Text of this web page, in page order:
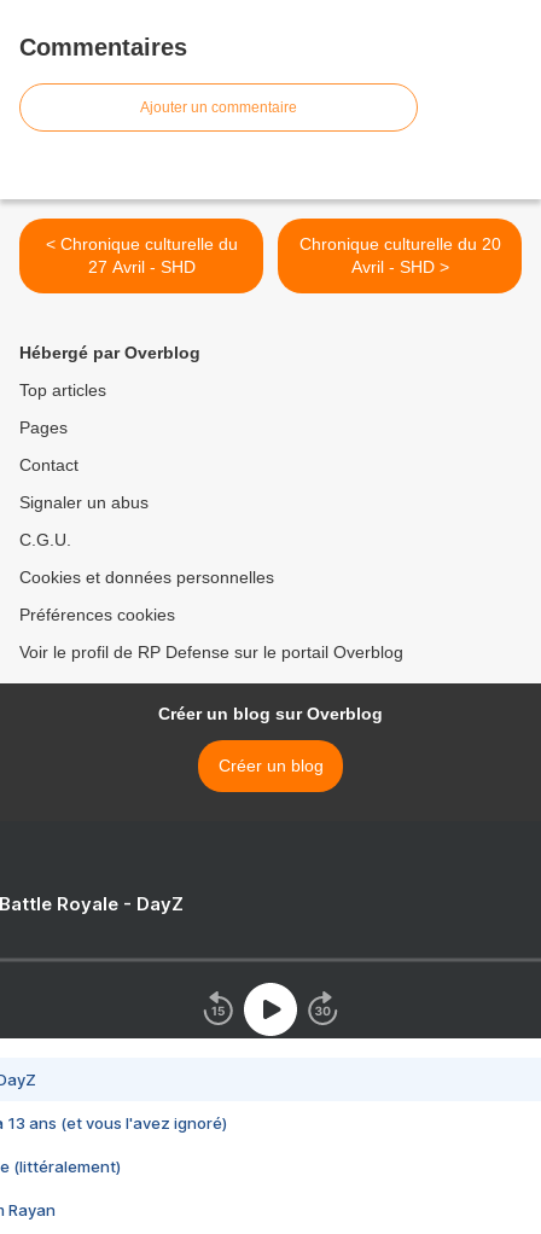
Commentaires
Ajouter un commentaire
< Chronique culturelle du
27 Avril - SHD
Chronique culturelle du 20
Avril - SHD >
Hébergé par Overblog
Top articles
Pages
Contact
Signaler un abus
C.G.U.
Cookies et données personnelles
Préférences cookies
Voir le profil de RP Defense sur le portail Overblog
Créer un blog sur Overblog
Créer un blog
Royale - DayZ
13 ans (et vous l'avez ignoré)
(littéralement)
Rayan